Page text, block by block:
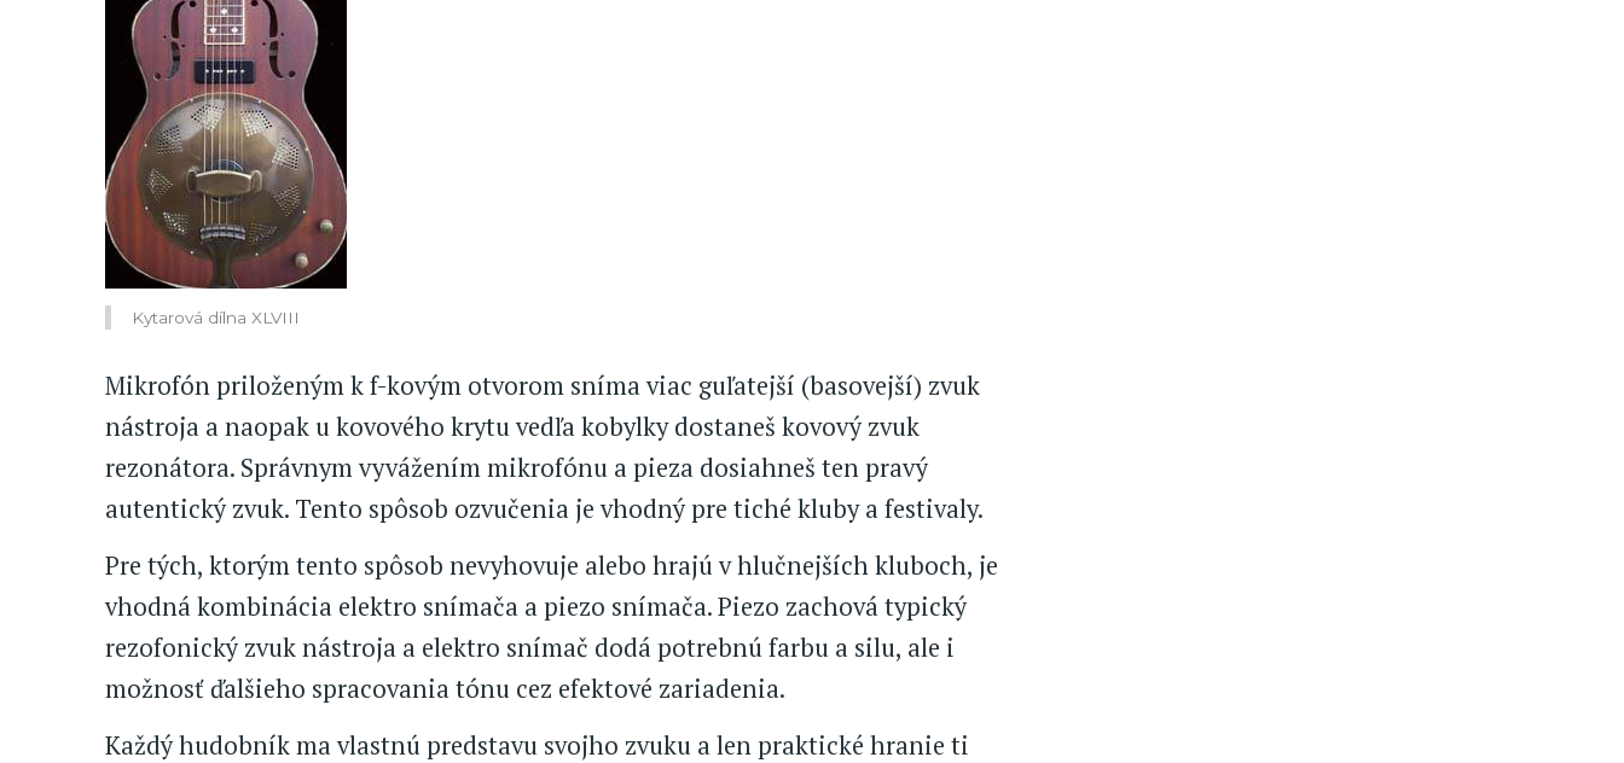
Kytarová dílna XLVIII
Mikrofón priloženým k f-kovým otvorom sníma viac guľatejší (basovejší) zvuk
nástroja a naopak u kovového krytu vedľa kobylky dostaneš kovový zvuk
rezonátora. Správnym vyvážením mikrofónu a pieza dosiahneš ten pravý
autentický zvuk. Tento spôsob ozvučenia je vhodný pre tiché kluby a festivaly.
Pre tých, ktorým tento spôsob nevyhovuje alebo hrajú v hlučnejších kluboch, je
vhodná kombinácia elektro snímača a piezo snímača. Piezo zachová typický
rezofonický zvuk nástroja a elektro snímač dodá potrebnú farbu a silu, ale i
možnosť ďalšieho spracovania tónu cez efektové zariadenia.
Každý hudobník ma vlastnú predstavu svojho zvuku a len praktické hranie ti